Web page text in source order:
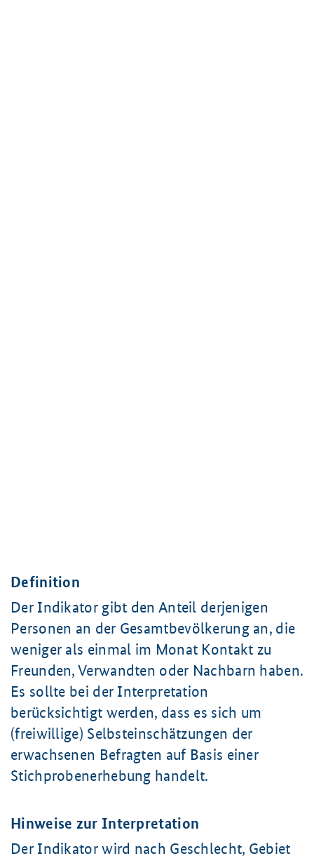
Definition
Der Indikator gibt den Anteil derjenigen
Personen an der Gesamtbevölkerung an, die
weniger als einmal im Monat Kontakt zu
Freunden, Verwandten oder Nachbarn haben.
Es sollte bei der Interpretation
berücksichtigt werden, dass es sich um
(freiwillige) Selbsteinschätzungen der
erwachsenen Befragten auf Basis einer
Stichprobenerhebung handelt.
Hinweise zur Interpretation
Der Indikator wird nach Geschlecht, Gebiet